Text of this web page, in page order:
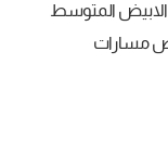
المتوسط
مسارات